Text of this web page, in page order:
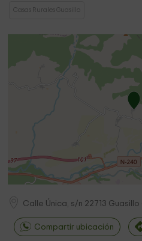
Casas Rurales Guasillo
Calle Única, s/n 22713 Guasillo
Compartir ubicación